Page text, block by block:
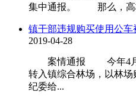
集中通报。 那么，高校
镇干部违规购买使用公车
2019-04-28
案情通报 今年4月15日
转入镇综合林场，以林
纪委给...